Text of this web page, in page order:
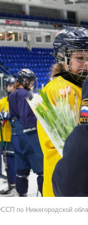
по Нижегородской